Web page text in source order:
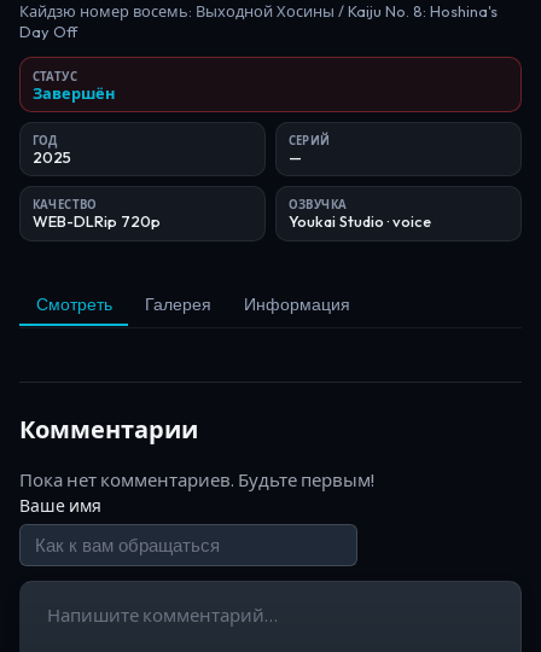
Кайдзю номер восемь: Выходной Хосины / Kaiju No. 8: Hoshina's
Day Off
СТАТУС
Завершён
ГОД
2025
СЕРИЙ
—
КАЧЕСТВО
WEB-DLRip 720p
ОЗВУЧКА
Youkai Studio· voice
Смотреть Галерея Информация
Комментарии
Пока нет комментариев. Будьте первым!
Ваше имя